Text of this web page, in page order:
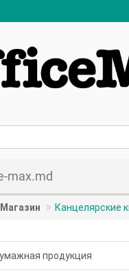
max.md
Магазин Канцелярские
продукция